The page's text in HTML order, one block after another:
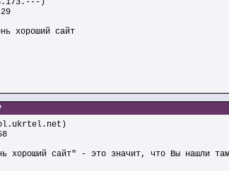
)
хороший сайт
хороший сайт" - это значит, что Вы нашли